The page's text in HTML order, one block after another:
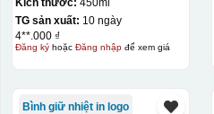
Tumbler 450ml KQ-BGN08
Kích thước: 450ml
TG sản xuất: 10 ngày
4**.000 ₫
Đăng kýhoặc Đăng nhậpđể xem giá
Bình giữ nhiệt in logo